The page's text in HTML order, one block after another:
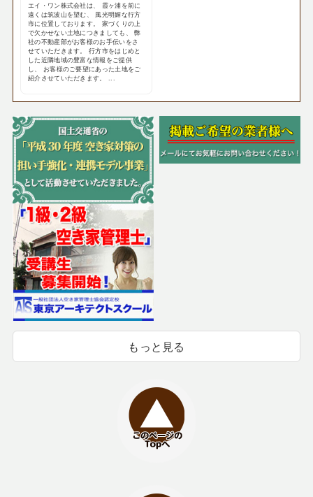
エイ・ワン株式会社は、 霞ヶ浦を前に
遠くは筑波山を望む、 風光明媚な行方
市に位置しております。 家づくりの上
で欠かせない土地につきましても、 弊
社の不動産部がお客様のお手伝いをさ
せていただきます。 行方市をはじめと
した近隣地域の豊富な情報をご提供
し、 お客様のご要望にあった土地をご
紹介させていただきます。 ...
もっと見る